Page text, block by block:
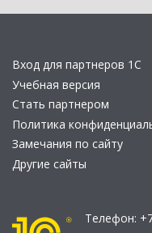
Вход для партнеров 1С
Учебная версия
Стать партнером
Политика
Замечания по сайту
Другие сайты
Телефон: